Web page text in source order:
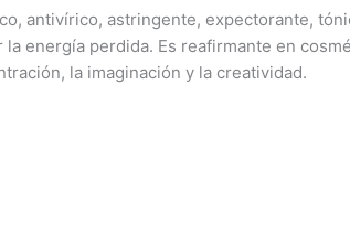
antivírico, astringente, expectorante,
energía perdida. Es reafirmante en
la imaginación y la creatividad.